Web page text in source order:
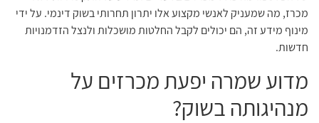
מכרז, מה שמעניק לאנשי מקצוע אלו יתרון תחרותי בשוק דינמי. על ידי
מינוף מידע זה, הם יכולים לקבל החלטות מושכלות ולנצל הזדמנויות
חדשות.
מדוע שמרה יפעת מכרזים על
מנהיגותה בשוק?